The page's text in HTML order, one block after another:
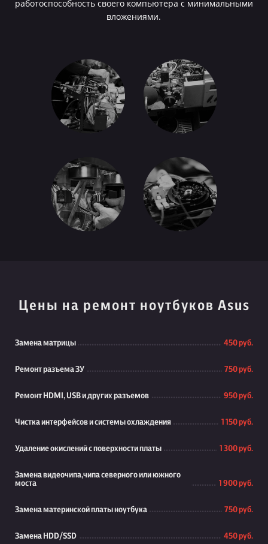
работоспособность своего компьютера с минимальными
вложениями.
Цены на ремонт ноутбуков Asus
Замена матрицы 450 руб.
Ремонт разъема ЗУ 750 руб.
Ремонт HDMI, USB и других разъемов 950 руб.
Чистка интерфейсов и системы охлаждения 1 150 руб.
Удаление окислений с поверхности платы 1 300 руб.
Замена видеочипа,чипа северного или южного
моста
1 900 руб.
Замена материнской платы ноутбука 750 руб.
Замена HDD/SSD 450 руб.